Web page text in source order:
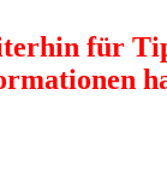
für